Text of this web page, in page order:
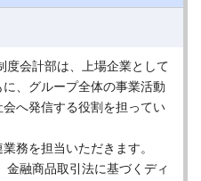
度会計部は、上場企業として
、グループ全体の事業活動
へ発信する役割を担ってい
務を担当いただきます。
金融商品取引法に基づくディ